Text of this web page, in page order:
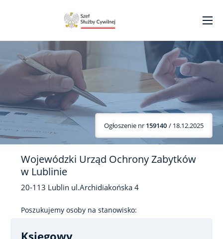
Ogłoszenie nr 159140 / 18.12.2025
Wojewódzki Urząd Ochrony Zabytków
w Lublinie
20-113 Lublin ul.Archidiakońska 4
Poszukujemy osoby na stanowisko:
Księgowy